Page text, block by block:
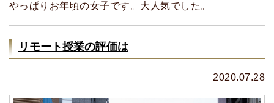
やっぱりお年頃の女子です。大人気でした。
リモート授業の評価は
2020.07.28